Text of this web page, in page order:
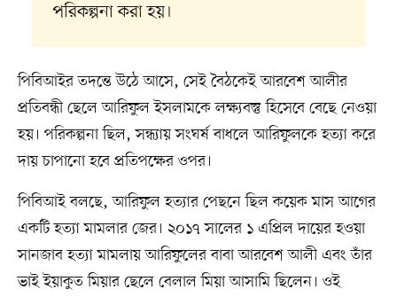
পরিকল্পনা করা হয়।
পিবিআইর তদন্তে উঠে আসে, সেই বৈঠকেই আরবেশ আলীর
প্রতিবন্ধী ছেলে আরিফুল ইসলামকে লক্ষ্যবস্তু হিসেবে বেছে নেওয়া
হয়। পরিকল্পনা ছিল, সন্ধ্যায় সংঘর্ষ বাধলে আরিফুলকে হত্যা করে
দায় চাপানো হবে প্রতিপক্ষের ওপর।
পিবিআই বলছে, আরিফুল হত্যার পেছনে ছিল কয়েক মাস আগের
একটি হত্যা মামলার জের। ২০১৭ সালের ১ এপ্রিল দায়ের হওয়া
সানজাব হত্যা মামলায় আরিফুলের বাবা আরবেশ আলী এবং তাঁর
ভাই ইয়াকুত মিয়ার ছেলে বেলাল মিয়া আসামি ছিলেন। ওই